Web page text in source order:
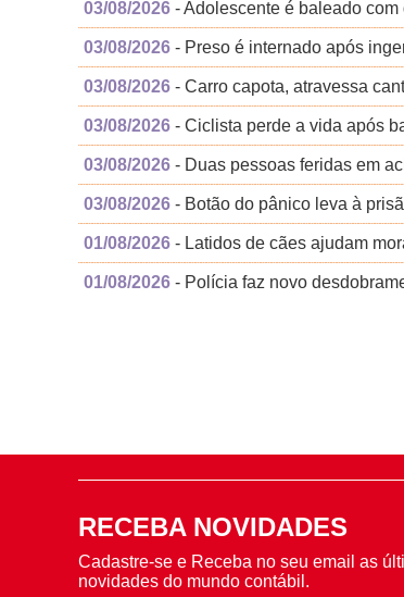
03/08/2026 - Adolescente é baleado
03/08/2026 - Preso é internado após
03/08/2026 - Carro capota, atravessa
03/08/2026 - Ciclista perde a vida após
03/08/2026 - Duas pessoas feridas em
03/08/2026 - Botão do pânico leva à
01/08/2026 - Latidos de cães ajudam
01/08/2026 - Polícia faz novo
RECEBA NOVIDADES
Cadastre-se e Receba no seu email as
novidades do mundo contábil.